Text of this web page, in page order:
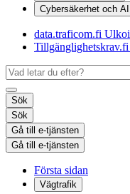
Cybersäkerhet och AI
data.traficom.fi
Tillgänglighetskrav.fi
Sök
Sök
Gå till e-tjänsten
Gå till e-tjänsten
Första sidan
Vägtrafik